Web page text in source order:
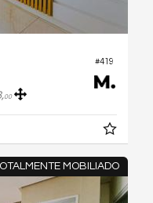
#419
00
MOBILIADO